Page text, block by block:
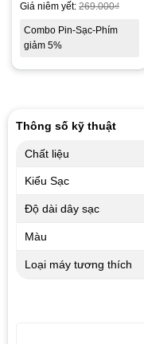
Giá niêm yết: 269.000₫
Combo Pin-Sạc-Phím
giảm 5%
Thông số kỹ thuật
Chất liệu
Kiểu Sạc
Độ dài dây sạc
Màu
Loại máy tương thích